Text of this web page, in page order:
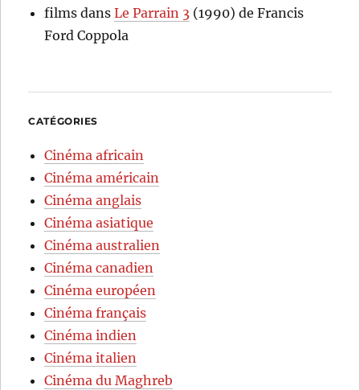
films dansLe Parrain 3 (1990) de Francis
Ford Coppola
CATÉGORIES
Cinéma africain
Cinéma américain
Cinéma anglais
Cinéma asiatique
Cinéma australien
Cinéma canadien
Cinéma européen
Cinéma français
Cinéma indien
Cinéma italien
Cinéma du Maghreb